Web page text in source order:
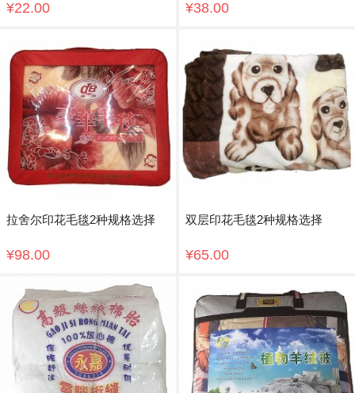
¥22.00 ¥38.00
拉舍尔印花毛毯2种规格选择
¥98.00
双层印花毛毯2种规格选择
¥65.00